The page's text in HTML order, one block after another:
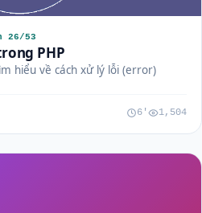
26/53
PHP
hiểu về cách xử lý lỗi (error)
6' 1,504